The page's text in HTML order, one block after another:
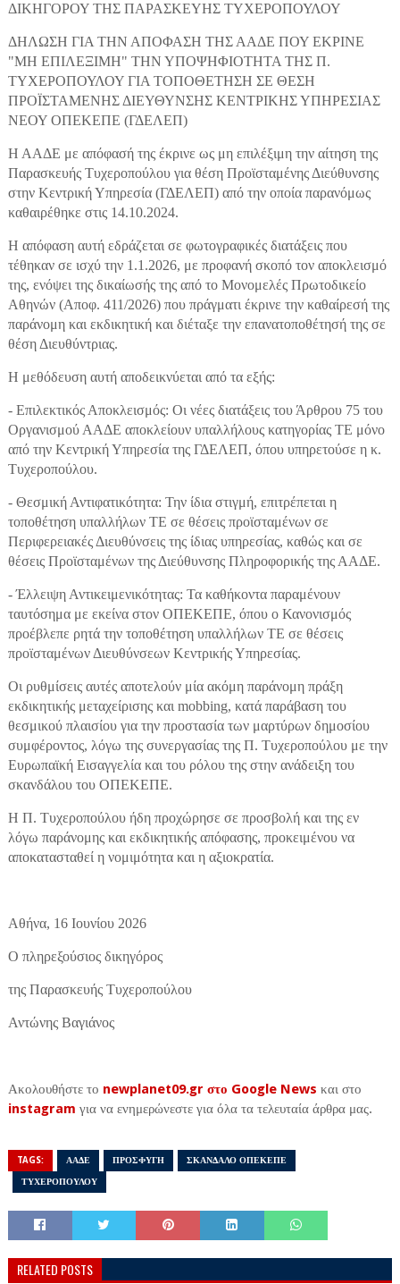
ΔΙΚΗΓΟΡΟΥ ΤΗΣ ΠΑΡΑΣΚΕΥΗΣ ΤΥΧΕΡΟΠΟΥΛΟΥ
ΔΗΛΩΣΗ ΓΙΑ ΤΗΝ ΑΠΟΦΑΣΗ ΤΗΣ ΑΑΔΕ ΠΟΥ ΕΚΡΙΝΕ
"ΜΗ ΕΠΙΛΕΞΙΜΗ" ΤΗΝ ΥΠΟΨΗΦΙΟΤΗΤΑ ΤΗΣ Π.
ΤΥΧΕΡΟΠΟΥΛΟΥ ΓΙΑ ΤΟΠΟΘΕΤΗΣΗ ΣΕ ΘΕΣΗ
ΠΡΟΪΣΤΑΜΕΝΗΣ ΔΙΕΥΘΥΝΣΗΣ ΚΕΝΤΡΙΚΗΣ ΥΠΗΡΕΣΙΑΣ
ΝΕΟΥ ΟΠΕΚΕΠΕ (ΓΔΕΛΕΠ)
Η ΑΑΔΕ με απόφασή της έκρινε ως μη επιλέξιμη την αίτηση της
Παρασκευής Τυχεροπούλου για θέση Προϊσταμένης Διεύθυνσης
στην Κεντρική Υπηρεσία (ΓΔΕΛΕΠ) από την οποία παρανόμως
καθαιρέθηκε στις 14.10.2024.
Η απόφαση αυτή εδράζεται σε φωτογραφικές διατάξεις που
τέθηκαν σε ισχύ την 1.1.2026, με προφανή σκοπό τον αποκλεισμό
της, ενόψει της δικαίωσής της από το Μονομελές Πρωτοδικείο
Αθηνών (Αποφ. 411/2026) που πράγματι έκρινε την καθαίρεσή της
παράνομη και εκδικητική και διέταξε την επανατοποθέτησή της σε
θέση Διευθύντριας.
Η μεθόδευση αυτή αποδεικνύεται από τα εξής:
- Επιλεκτικός Αποκλεισμός: Οι νέες διατάξεις του Άρθρου 75 του
Οργανισμού ΑΑΔΕ αποκλείουν υπαλλήλους κατηγορίας ΤΕ μόνο
από την Κεντρική Υπηρεσία της ΓΔΕΛΕΠ, όπου υπηρετούσε η κ.
Τυχεροπούλου.
- Θεσμική Αντιφατικότητα: Την ίδια στιγμή, επιτρέπεται η
τοποθέτηση υπαλλήλων ΤΕ σε θέσεις προϊσταμένων σε
Περιφερειακές Διευθύνσεις της ίδιας υπηρεσίας, καθώς και σε
θέσεις Προϊσταμένων της Διεύθυνσης Πληροφορικής της ΑΑΔΕ.
- Έλλειψη Αντικειμενικότητας: Τα καθήκοντα παραμένουν
ταυτόσημα με εκείνα στον ΟΠΕΚΕΠΕ, όπου ο Κανονισμός
προέβλεπε ρητά την τοποθέτηση υπαλλήλων ΤΕ σε θέσεις
προϊσταμένων Διευθύνσεων Κεντρικής Υπηρεσίας.
Οι ρυθμίσεις αυτές αποτελούν μία ακόμη παράνομη πράξη
εκδικητικής μεταχείρισης και mobbing, κατά παράβαση του
θεσμικού πλαισίου για την προστασία των μαρτύρων δημοσίου
συμφέροντος, λόγω της συνεργασίας της Π. Τυχεροπούλου με την
Ευρωπαϊκή Εισαγγελία και του ρόλου της στην ανάδειξη του
σκανδάλου του ΟΠΕΚΕΠΕ.
Η Π. Τυχεροπούλου ήδη προχώρησε σε προσβολή και της εν
λόγω παράνομης και εκδικητικής απόφασης, προκειμένου να
αποκατασταθεί η νομιμότητα και η αξιοκρατία.
Αθήνα, 16 Ιουνίου 2026
Ο πληρεξούσιος δικηγόρος
της Παρασκευής Τυχεροπούλου
Αντώνης Βαγιάνος
Ακολουθήστε το newplanet09.gr στο Google News και στο
instagram για να ενημερώνεστε για όλα τα τελευταία άρθρα μας.
TAGS: ΑΑΔΕ ΠΡΟΣΦΥΓΗ ΣΚΑΝΔΑΛΟ ΟΠΕΚΕΠΕ
ΤΥΧΕΡΟΠΟΥΛΟΥ
RELATED POSTS